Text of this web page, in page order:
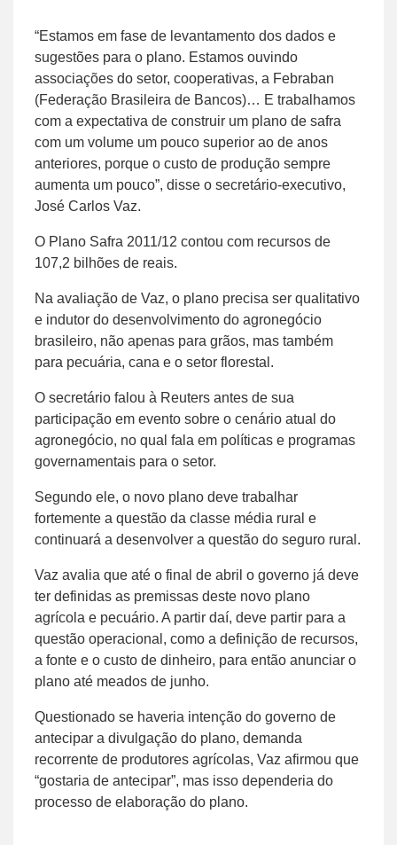
“Estamos em fase de levantamento dos dados e
sugestões para o plano. Estamos ouvindo
associações do setor, cooperativas, a Febraban
(Federação Brasileira de Bancos)… E trabalhamos
com a expectativa de construir um plano de safra
com um volume um pouco superior ao de anos
anteriores, porque o custo de produção sempre
aumenta um pouco”, disse o secretário-executivo,
José Carlos Vaz.
O Plano Safra 2011/12 contou com recursos de
107,2 bilhões de reais.
Na avaliação de Vaz, o plano precisa ser qualitativo
e indutor do desenvolvimento do agronegócio
brasileiro, não apenas para grãos, mas também
para pecuária, cana e o setor florestal.
O secretário falou à Reuters antes de sua
participação em evento sobre o cenário atual do
agronegócio, no qual fala em políticas e programas
governamentais para o setor.
Segundo ele, o novo plano deve trabalhar
fortemente a questão da classe média rural e
continuará a desenvolver a questão do seguro rural.
Vaz avalia que até o final de abril o governo já deve
ter definidas as premissas deste novo plano
agrícola e pecuário. A partir daí, deve partir para a
questão operacional, como a definição de recursos,
a fonte e o custo de dinheiro, para então anunciar o
plano até meados de junho.
Questionado se haveria intenção do governo de
antecipar a divulgação do plano, demanda
recorrente de produtores agrícolas, Vaz afirmou que
“gostaria de antecipar”, mas isso dependeria do
processo de elaboração do plano.